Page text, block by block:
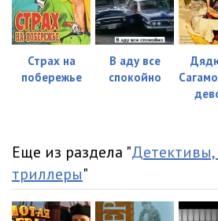
Страх на
побережье
B аду все
спокойно
Еще из раздела "
триллеры"